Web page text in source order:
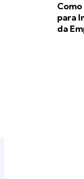
para
da